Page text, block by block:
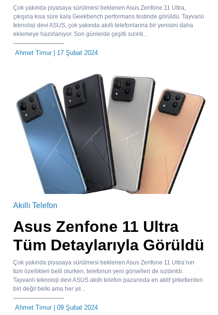
Çok yakında piyasaya sürülmesi beklenen Asus Zenfone 11 Ultra,
çıkışına kısa süre kala Geekbench performans testinde görüldü. Tayvanlı
teknoloji devi ASUS, çok yakında akıllı telefonlarına bir yenisini daha
eklemeye hazırlanıyor. Son günlerde çeşitli sızıntı...
Ahmet Timur| 17 Şubat 2024
Akıllı Telefon
Asus Zenfone 11 Ultra
Tüm Detaylarıyla Görüldü
Çok yakında piyasaya sürülmesi beklenen Asus Zenfone 11 Ultra’nın
tüm özellikleri belli olurken, telefonun yeni görselleri de sızdırıldı.
Tayvanlı teknoloji devi ASUS akıllı telefon pazarında en aktif şirketlerden
biri değil belki ama her yıl...
Ahmet Timur| 09 Şubat 2024